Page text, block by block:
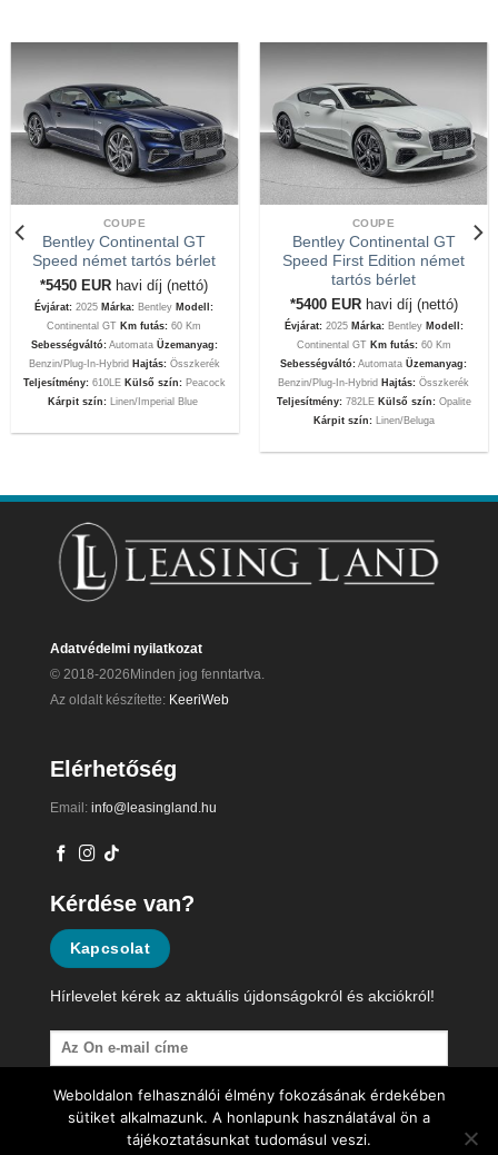
COUPE
Bentley Continental GT
Speed német tartós bérlet
*5450EUR havi díj (nettó)
Évjárat: 2025 Márka: Bentley Modell:
Continental GT Km futás:60 Km
Sebességváltó:Automata Üzemanyag:
Benzin/Plug-In-Hybrid Hajtás:Összkerék
Teljesítmény:610LE Külső szín: Peacock
Kárpit szín:Linen/Imperial Blue
COUPE
Bentley Continental GT
Speed First Edition német
tartós bérlet
*5400 EUR havi díj (nettó)
Évjárat:2025 Márka:Bentley Modell:
Continental GT Km futás: 60 Km
Sebességváltó: AutomataÜzemanyag:
Benzin/Plug-In-Hybrid Hajtás: Összkerék
Teljesítmény:782LE Külső szín: Opalite
Kárpit szín:Linen/Beluga
Adatvédelmi nyilatkozat
© 2018-2026Minden jog fenntartva.
Az oldalt készítette: KeeriWeb
Elérhetőség
Email: info@leasingland.hu
Kérdése van?
Kapcsolat
Hírlevelet kérek az aktuális újdonságokról és akciókról!
Weboldalon felhasználói élmény fokozásának érdekében
sütiket alkalmazunk. A honlapunk használatával ön a
tájékoztatásunkat tudomásul veszi.